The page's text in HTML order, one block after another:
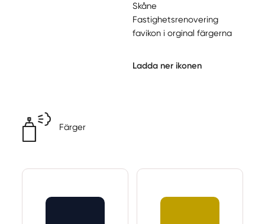
Skåne
Fastighetsrenovering
favikon i orginal färgerna
Ladda ner ikonen
Färger